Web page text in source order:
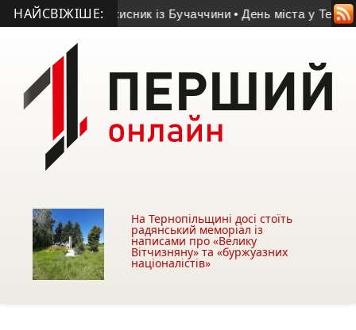
НАЙСВІЖІШЕ:
захисник із Бучаччини • День міста у Тернополі:
На Тернопільщині досі стоїть
радянський меморіал із
написами про «Велику
Вітчизняну» та «буржуазних
націоналістів»